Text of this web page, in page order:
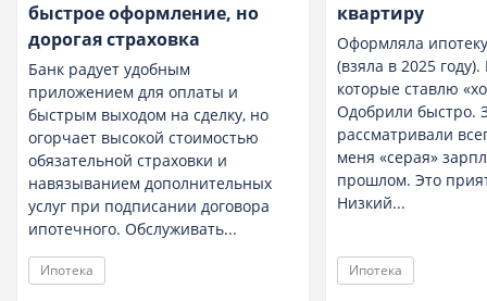
быстрое оформление, но
дорогая страховка
Банк радует удобным
приложением для оплаты и
быстрым выходом на сделку, но
огорчает высокой стоимостью
обязательной страховки и
навязыванием дополнительных
услуг при подписании договора
ипотечного. Обслуживать...
Ипотека
квартиру
Оформляла
(взяла в 2025
которые ставлю
Одобрили быстро.
рассматривали
меня «серая»
прошлом. Это
Низкий...
Ипотека